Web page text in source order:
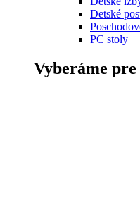
Detské
PC stoly
Vyberáme pre